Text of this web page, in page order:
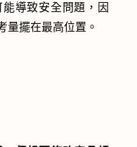
導致安全問題，因
量擺在最高位置。